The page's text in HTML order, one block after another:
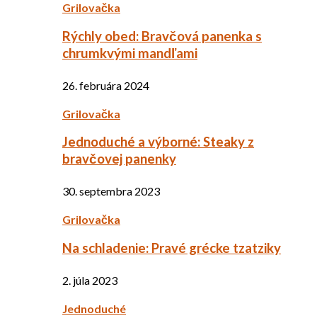
Grilovačka
Rýchly obed: Bravčová panenka s
chrumkvými mandľami
26. februára 2024
Grilovačka
Jednoduché a výborné: Steaky z
bravčovej panenky
30. septembra 2023
Grilovačka
Na schladenie: Pravé grécke tzatziky
2. júla 2023
Jednoduché